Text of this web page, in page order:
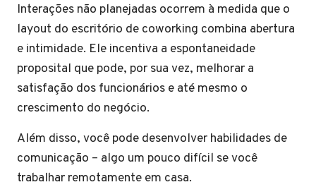
Interações não planejadas ocorrem à medida que o
layout do escritório de coworking combina abertura
e intimidade. Ele incentiva a espontaneidade
proposital que pode, por sua vez, melhorar a
satisfação dos funcionários e até mesmo o
crescimento do negócio.
Além disso, você pode desenvolver habilidades de
comunicação – algo um pouco difícil se você
trabalhar remotamente em casa.